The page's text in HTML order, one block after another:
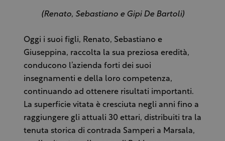
(Renato, Sebastiano e Gipi De Bartoli)
Oggi i suoi figli, Renato, Sebastiano e
Giuseppina, raccolta la sua preziosa eredità,
conducono l’azienda forti dei suoi
insegnamenti e della loro competenza,
continuando ad ottenere risultati importanti.
La superficie vitata è cresciuta negli anni fino a
raggiungere gli attuali 30 ettari, distribuiti tra la
tenuta storica di contrada Samperi a Marsala,